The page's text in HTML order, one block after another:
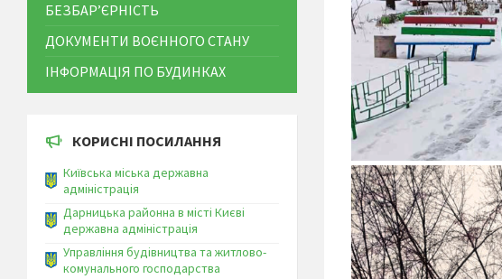
БЕЗБАР’ЄРНІСТЬ
ДОКУМЕНТИ ВОЄННОГО СТАНУ
ІНФОРМАЦІЯ ПО БУДИНКАХ
КОРИСНІ ПОСИЛАННЯ
Київська міська державна
адміністрація
Дарницька районна в місті Києві
державна адміністрація
Управління будівництва та житлово-
комунального господарства